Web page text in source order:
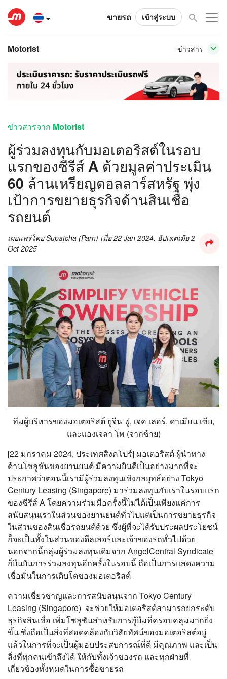
ขายรถ เข้าสู่ระบบ
Motorist ข่าวสาร
ข่าวสารจาก Motorist
ผู้ร่วมลงทุนกับมอเตอริสต์ในรอบ
แรกของซีรีส์ A ด้วยมูลค่าประเมิน
60 ล้านเหรียญดอลลาร์สหรัฐ พุ่ง
เป้าการขยายธุรกิจด้านสินเชื่อ
รถยนต์
เผยแพร่โดยSupatcha (Parn) เมื่อ22 Jan 2024. อัปเดตเมื่อ2
Oct 2025
ทีมผู้บริหารของมอเตอริสต์ ยูจีน ฟู, เจค เลอร์, ดาเมียน เซีย,
และแองเจลา โพ (จากซ้าย)
[22 มกราคม 2024, ประเทศสิงคโปร์] มอเตอริสต์ ผู้นำทาง
ด้านโซลูชันของยานยนต์ มีความยินดีเป็นอย่างมากที่จะ
ประกาศว่าตอนนี้เรามีผู้ร่วมลงทุนเชิงกลยุทธ์อย่าง Tokyo
Century Leasing (Singapore) มาร่วมลงทุนกับเราในรอบแรก
ของซีรีส์ A โดยความร่วมมือครั้งนี้ไม่ได้เป็นเพียงแค่การ
สนับสนุนเราในส่วนของยานยนต์ทั่วไปแต่เป็นการขยายธุรกิจ
ในส่วนของสินเชื่อรถยนต์ด้วย ซึ่งผู้ที่จะได้รับประผลประโยชน์
ก็จะเป็นทั้งในส่วนของดีลเลอร์และเจ้าของรถทั่วไปด้วย
นอกจากนี้กลุ่มผู้ร่วมลงทุนเดิมจาก AngelCentral Syndicate
ก็ยืนยันการร่วมลงทุนอีกครั้งในรอบนี้ ถือเป็นการแสดงความ
เชื่อมั่นในการเติบโตของมอเตอริสต์
ความเชี่ยวชาญและการสนับสนุนจาก Tokyo Century
Leasing (Singapore) จะช่วยให้มอเตอริสต์สามารถยกระดับ
ธุรกิจสินเชื่อ เพิ่มโซลูชันสำหรับการกู้ยืมที่ครอบคลุมมากยิ่ง
ขึ้น ซึ่งถือเป็นสิ่งที่สอดคล้องกับวิสัยทัศน์ของมอเตอริสต์อยู่
แล้วในการที่จะเป็นผู้มอบประสบการณ์ที่ดี มีคุณภาพ และเป็น
สิ่งที่ทุกคนเข้าถึงได้ ให้กับทั้งเจ้าของรถ และทุกฝ่ายที่
เกี่ยวข้องทั้งหมดในการซื้อขายรถ